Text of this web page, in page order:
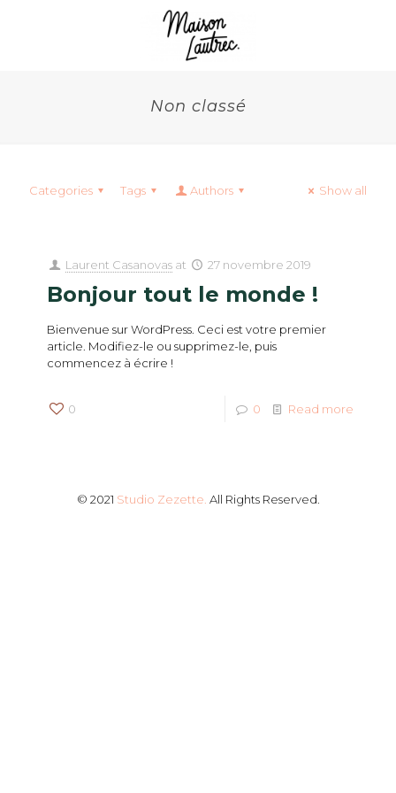
Non classé
Categories Tags Authors Show all
Laurent Casanovas at 27 novembre 2019
Bonjour tout le monde !
Bienvenue sur WordPress. Ceci est votre premier
article. Modifiez-le ou supprimez-le, puis
commencez à écrire !
0 0 Read more
© 2021 Studio Zezette. All Rights Reserved.